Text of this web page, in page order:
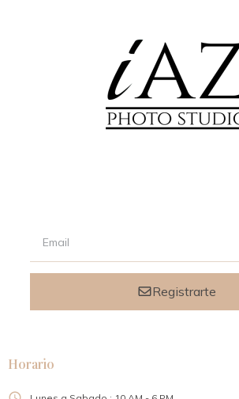
Registrarte
Horario